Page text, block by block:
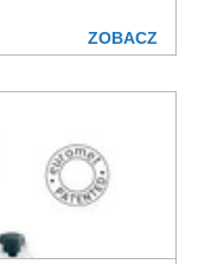
ZOBACZ